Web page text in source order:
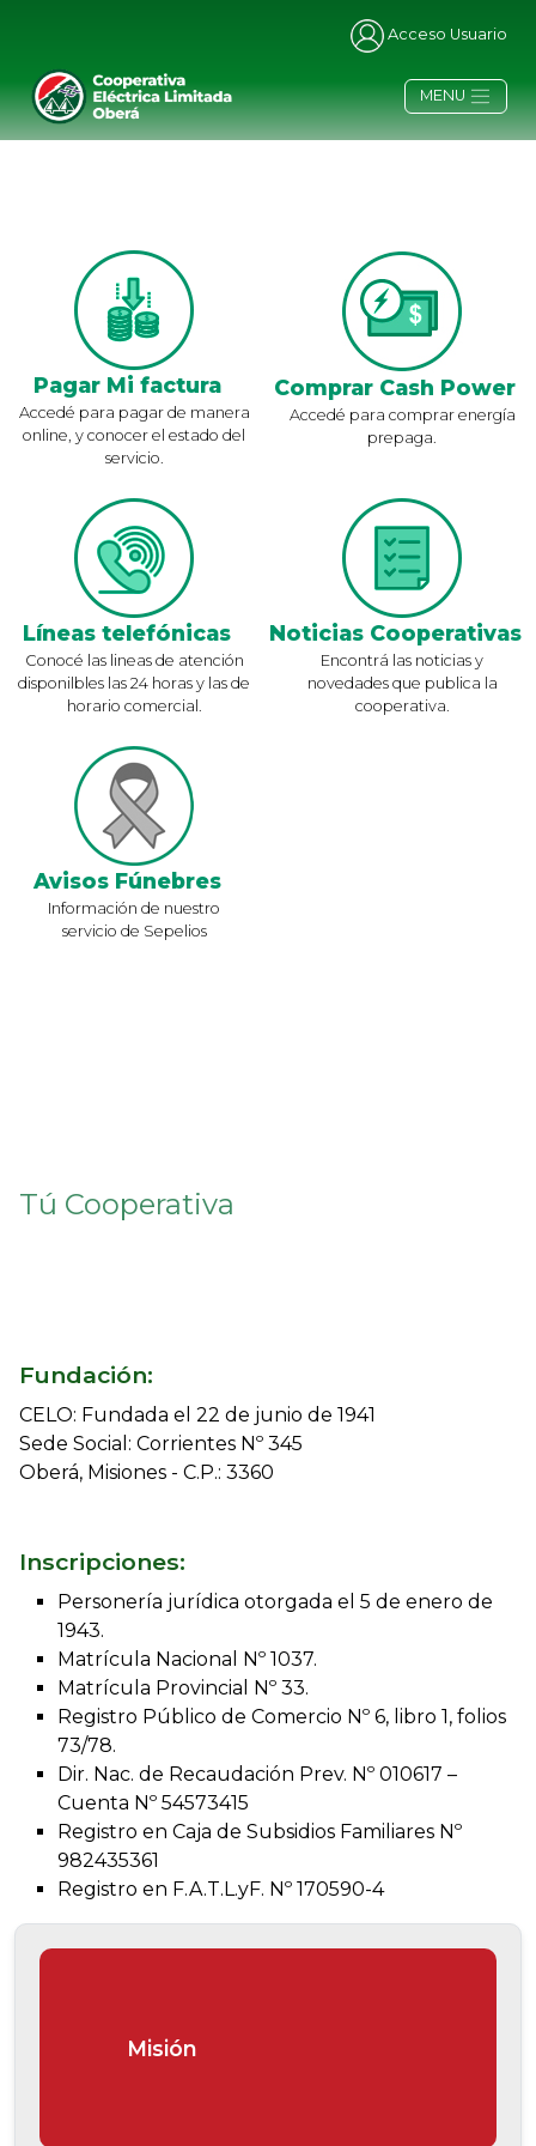
Acceso Usuario
MENU
Pagar Mi factura
Accedé para pagar de manera
online, y conocer el estado del
servicio.
Comprar Cash Power
Accedé para comprar energía
prepaga.
Líneas telefónicas
Conocé las lineas de atención
disponilbles las 24 horas y las de
horario comercial.
Noticias Cooperativas
Encontrá las noticias y
novedades que publica la
cooperativa.
Avisos Fúnebres
Información de nuestro
servicio de Sepelios
Tú Cooperativa
Fundación:
CELO: Fundada el 22 de junio de 1941
Sede Social: Corrientes Nº 345
Oberá, Misiones - C.P.: 3360
Inscripciones:
Personería jurídica otorgada el 5 de enero de
1943.
Matrícula Nacional Nº 1037.
Matrícula Provincial Nº 33.
Registro Público de Comercio Nº 6, libro 1, folios
73/78.
Dir. Nac. de Recaudación Prev. Nº 010617 –
Cuenta Nº 54573415
Registro en Caja de Subsidios Familiares Nº
982435361
Registro en F.A.T.L.yF. Nº 170590-4
Misión